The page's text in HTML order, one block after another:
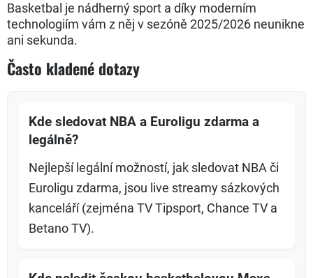
Basketbal je nádherný sport a díky moderním
technologiím vám z něj v sezóně 2025/2026 neunikne
ani sekunda.
Často kladené dotazy
Kde sledovat NBA a Euroligu zdarma a
legálně?
Nejlepší legální možností, jak sledovat NBA či
Euroligu zdarma, jsou live streamy sázkových
kanceláří (zejména TV Tipsport, Chance TV a
Betano TV).